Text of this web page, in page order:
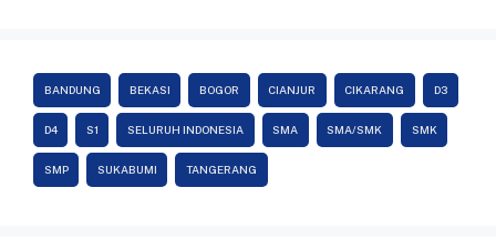
BANDUNG BEKASI BOGOR CIANJUR CIKARANG D3
D4 S1 SELURUH INDONESIA SMA SMA/SMK SMK
SMP SUKABUMI TANGERANG